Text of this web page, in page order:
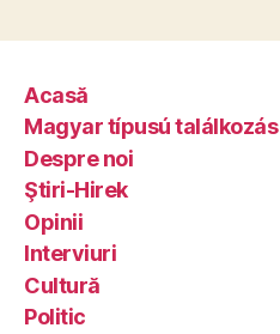
Acasă
Magyar típusú találkozás
Despre noi
Ştiri-Hirek
Opinii
Interviuri
Cultură
Politic